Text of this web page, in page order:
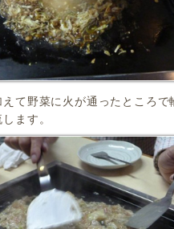
て野菜に火が通ったところで
ます。